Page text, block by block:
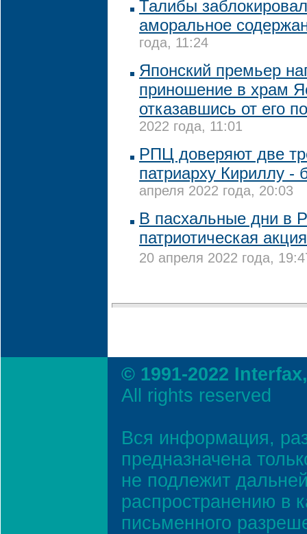
Талибы
аморальное
года, 11:24
Японский премьер
приношение в храм
отказавшись от его
2022 года, 11:01
РПЦ доверяют две
патриарху Кириллу -
апреля 2022 года, 20:03
В пасхальные дни в
патриотическая
20 апреля 2022 года,
© 1991-2022
All rights reserved
Вся информация,
предназначена
не подлежит
распространению в
письменного